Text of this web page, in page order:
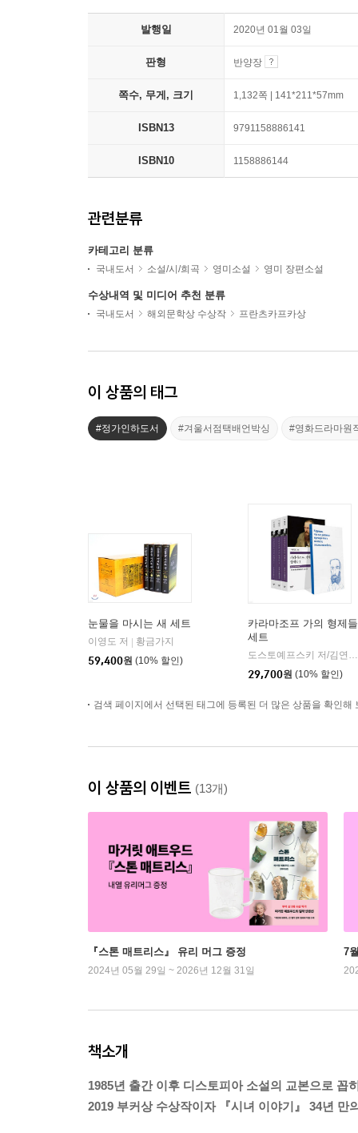
발행일 2020년 01월 03일
판형 반양장
쪽수, 무게, 크기 1,132쪽 | 141*211*57mm
ISBN13 9791158886141
ISBN10 1158886144
관련분류
카테고리 분류
국내도서 소설/시/희곡 영미소설 영미 장편소설
수상내역 및 미디어 추천 분류
국내도서 해외문학상 수상작 프란츠카프카상
이 상품의 태그
#정가인하도서 #겨울서점택배언박싱 #영화드라마원
눈물을 마시는 새 세트
이영도 저
황금가지
59,400원 (10% 할인)
카라마조프 가의 형제들
세트
도스토예프스키 저/김연경 역
29,700원 (10% 할인)
검색 페이지에서 선택된 태그에 등록된 더 많은 상품을 확인해
이 상품의 이벤트 (13개)
『스톤 매트리스』 유리 머그 증정
2024년 05월 29일 ~ 2026년 12월 31일
7
책소개
1985년 출간 이후 디스토피아 소설의 교본으로 꼽
2019 부커상 수상작이자 『시녀 이야기』 34년 만